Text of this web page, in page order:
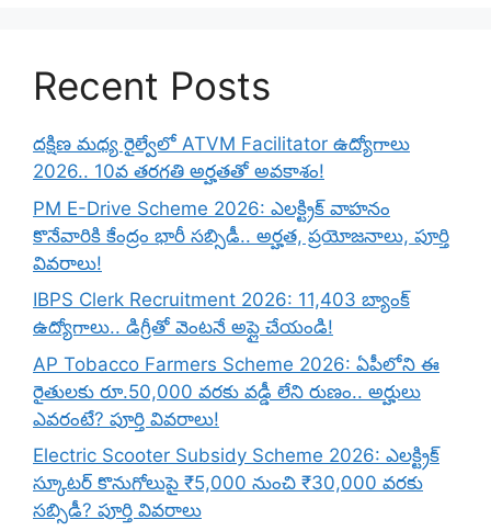
Recent Posts
దక్షిణ మధ్య రైల్వేలో ATVM Facilitator ఉద్యోగాలు
2026.. 10వ తరగతి అర్హతతో అవకాశం!
PM E-Drive Scheme 2026: ఎలక్ట్రిక్ వాహనం
కొనేవారికి కేంద్రం భారీ సబ్సిడీ.. అర్హత, ప్రయోజనాలు, పూర్తి
వివరాలు!
IBPS Clerk Recruitment 2026: 11,403 బ్యాంక్
ఉద్యోగాలు.. డిగ్రీతో వెంటనే అప్లై చేయండి!
AP Tobacco Farmers Scheme 2026: ఏపీలోని ఈ
రైతులకు రూ.50,000 వరకు వడ్డీ లేని రుణం.. అర్హులు
ఎవరంటే? పూర్తి వివరాలు!
Electric Scooter Subsidy Scheme 2026: ఎలక్ట్రిక్
స్కూటర్ కొనుగోలుపై ₹5,000 నుంచి ₹30,000 వరకు
సబ్సిడీ? పూర్తి వివరాలు